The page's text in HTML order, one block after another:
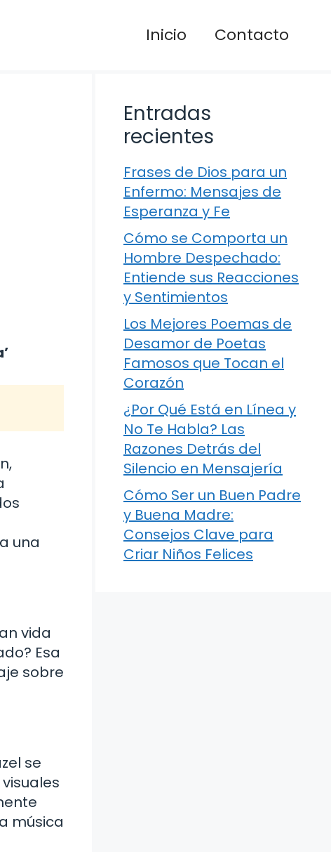
Inicio Contacto
una
vida
Esa
sobre
se
música
Entradas
recientes
Frases de Dios para un
Enfermo: Mensajes de
Esperanza y Fe
Cómo se Comporta un
Hombre Despechado:
Entiende sus Reacciones
y Sentimientos
Los Mejores Poemas de
Desamor de Poetas
Famosos que Tocan el
Corazón
¿Por Qué Está en Línea y
No Te Habla? Las
Razones Detrás del
Silencio en Mensajería
Cómo Ser un Buen Padre
y Buena Madre:
Consejos Clave para
Criar Niños Felices